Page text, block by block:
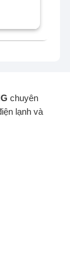
chuyên
lạnh và